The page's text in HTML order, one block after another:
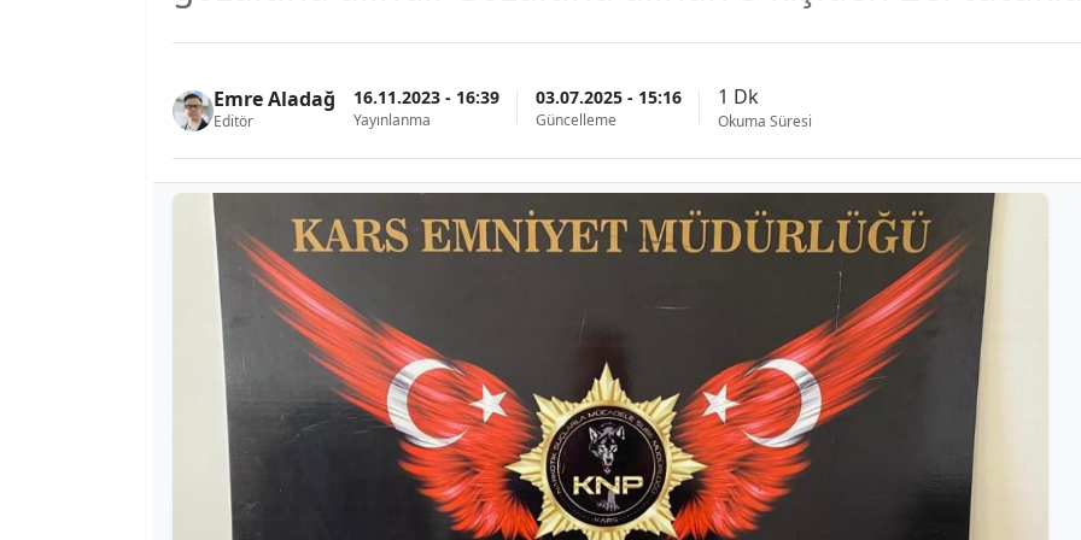
Emre Aladağ
Editör
16.11.2023 - 16:39
Yayınlanma
03.07.2025 - 15:16
Güncelleme
1 Dk
Okuma Süresi